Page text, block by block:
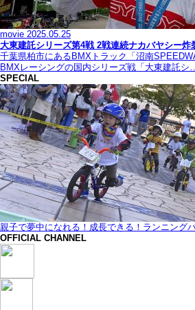
movie 2025.05.25
大東建託シリーズ第4戦 2戦連続ナカバヤシー
千葉県柏市にあるBMXトラック「沼南
BMXレーシングの国内シリーズ戦「大東建託シ
SPECIAL
親子で夢中になれる！成長できる！ランニング
OFFICIAL CHANNEL